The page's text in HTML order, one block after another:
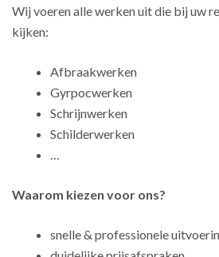
Wij voeren alle werken uit die bij uw
kijken:
Afbraakwerken
Gyrpocwerken
Schrijnwerken
Schilderwerken
…
Waarom kiezen voor ons?
snelle & professionele